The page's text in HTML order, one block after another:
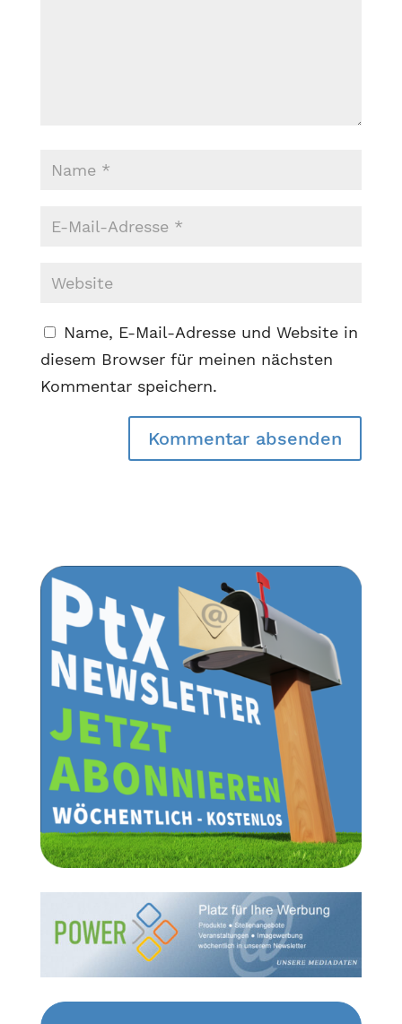
Name, E-Mail-Adresse und Website in
diesem Browser für meinen nächsten
Kommentar speichern.